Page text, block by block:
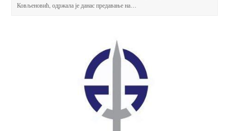
Ковљеновић, одржала је данас предавање на…